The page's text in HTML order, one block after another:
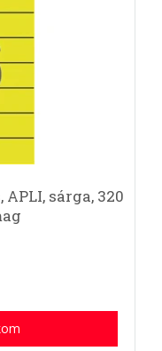
sárga, 320